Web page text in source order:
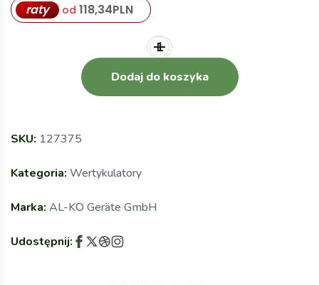
raty od 118,34PLN
Dodaj do koszyka
SKU: 127375
Kategoria: Wertykulatory
Marka: AL-KO Geräte GmbH
Udostępnij: